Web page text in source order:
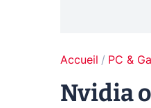
Accueil PC &
Nvidia